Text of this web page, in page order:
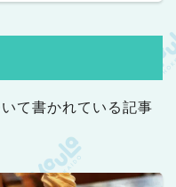
て書かれている記事